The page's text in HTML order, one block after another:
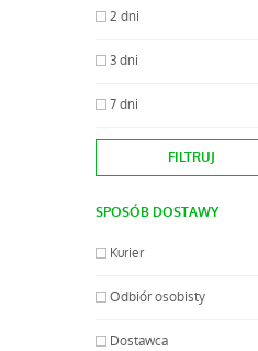
2 dni
3 dni
7 dni
SPOSÓB DOSTAWY
Kurier
Odbiór osobisty
Dostawca